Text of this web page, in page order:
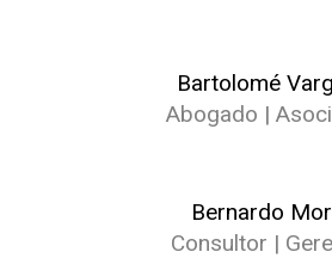
Bartolomé
Abogado |
Bernardo
Consultor |